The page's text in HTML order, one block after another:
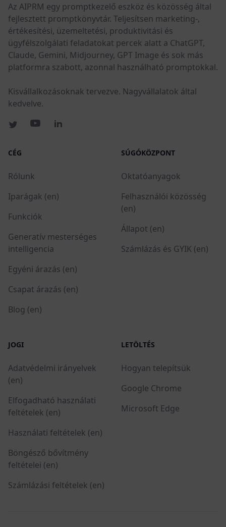
Az AIPRM egy promptkezelő eszköz és közösség által
fejlesztett promptkönyvtár. Teljesítsen marketing-,
értékesítési, üzemeltetési, produktivitási és
ügyfélszolgálati feladatokat percek alatt a ChatGPT,
Claude, Gemini, Midjourney, GPT Image és sok más
platformra szabott, azonnal használható promptokkal.
Kisvállalkozásoknak tervezve. Nagyvállalatok által
kedvelve.
CÉG
Rólunk
Iparágak (en)
Funkciók
Generatív mesterséges
intelligencia
Egyéni árazás (en)
Csapat árazás (en)
Blog (en)
SÚGÓKÖZPONT
Oktatóanyagok
Felhasználói közösség
(en)
Állapot (en)
Számlázás és GYIK (en)
JOGI
Adatvédelmi irányelvek
(en)
Elfogadható használati
feltételek (en)
Használati feltételek (en)
Böngésző bővítmény
feltételei (en)
Számlázási feltételek (en)
LETÖLTÉS
Hogyan telepítsük
Google Chrome
Microsoft Edge